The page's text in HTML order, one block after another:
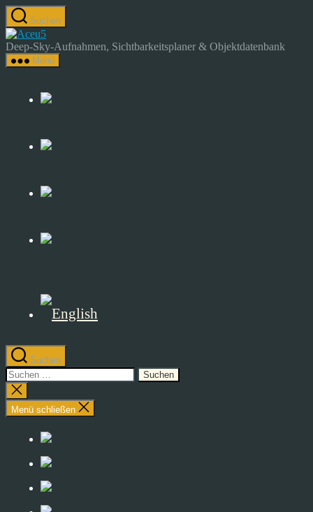
Zum
Inhalt
springen
Suchen
Astrocamp
–
Astrofotografie
Sky-
Deep-Sky-Aufnahmen, Sichtbarkeitsplaner & Objektdatenbank
Menü
Suchen
Suchen
nach:
Suche
schließen
Menü schließen